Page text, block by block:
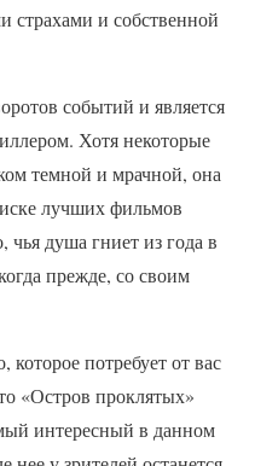
страхами и собственной
событий и является
Хотя некоторые
темной и мрачной, она
лучших фильмов
душа гниет из года в
прежде, со своим
потребует от вас
«Остров проклятых»
интересный в данном